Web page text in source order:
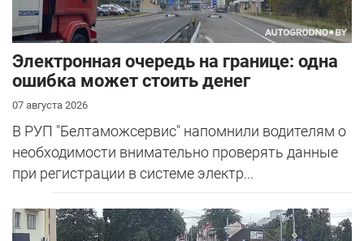
Электронная очередь на границе: одна
ошибка может стоить денег
07 августа 2026
В РУП "Белтаможсервис" напомнили водителям о
необходимости внимательно проверять данные
при регистрации в системе электр...